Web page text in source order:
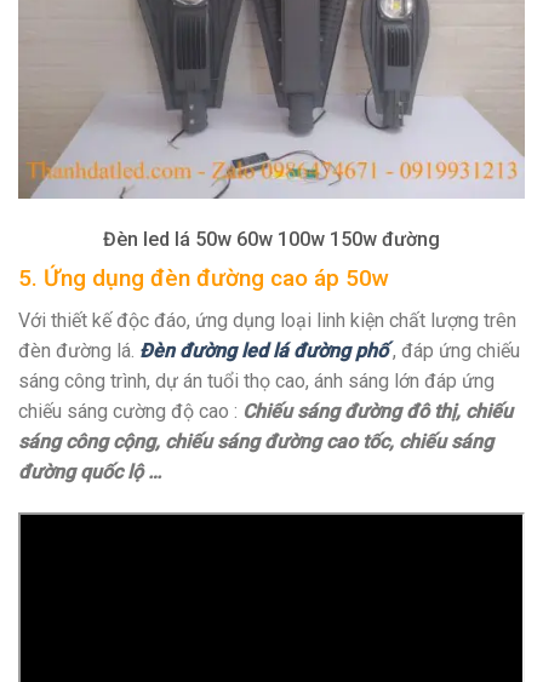
Đèn led lá 50w 60w 100w 150w đường
5. Ứng dụng đèn đường cao áp 50w
Với thiết kế độc đáo, ứng dụng loại linh kiện chất lượng trên
đèn đường lá. Đèn đường led lá đường phố, đáp ứng chiếu
sáng công trình, dự án tuổi thọ cao, ánh sáng lớn đáp ứng
chiếu sáng cường độ cao : Chiếu sáng đường đô thị, chiếu
sáng công cộng, chiếu sáng đường cao tốc, chiếu sáng
đường quốc lộ …